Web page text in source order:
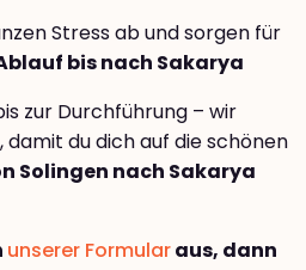
Stress ab und sorgen für
bis nach Sakarya
zur Durchführung – wir
damit du dich auf die schönen
Solingen nach Sakarya
unserer Formularaus, dann